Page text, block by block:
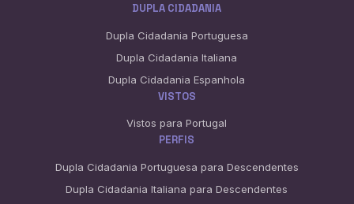
DUPLA CIDADANIA
Dupla Cidadania Portuguesa
Dupla Cidadania Italiana
Dupla Cidadania Espanhola
VISTOS
Vistos para Portugal
PERFIS
Dupla Cidadania Portuguesa para Descendentes
Dupla Cidadania Italiana para Descendentes